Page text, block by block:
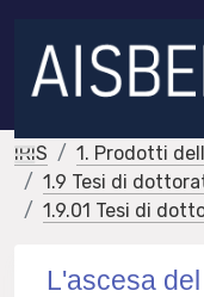
IRIS
1. Prodotti
1.9 Tesi di
1.9.01 Tesi di
L'ascesa